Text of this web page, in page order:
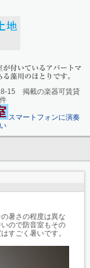
付いているアパートマ
藻川のほとりです。
15 掲載の楽器可賃貸
スマートフォンに演奏
暑さの程度は異な
ので防音室もその
すごく暑いです。